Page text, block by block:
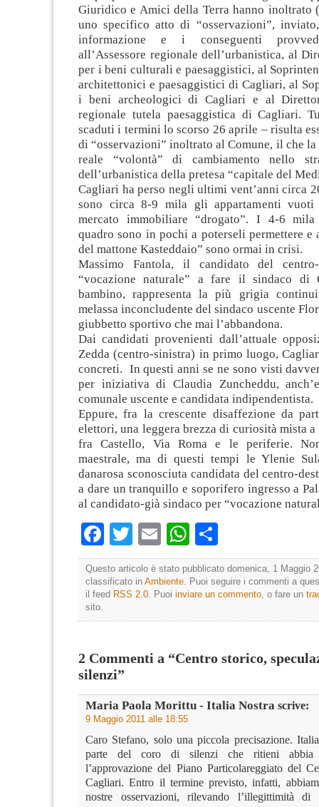
Giuridico e Amici della Terra hanno inoltrato
uno specifico atto di “osservazioni”,
informazione e i conseguenti
all’Assessore regionale dell’urbanistica, al
per i beni culturali e paesaggistici, al
architettonici e paesaggistici di Cagliari, al
i beni archeologici di Cagliari e al
regionale tutela paesaggistica di Cagliari.
scaduti i termini lo scorso 26 aprile – risulta
di “osservazioni” inoltrato al Comune, il che
reale “volontà” di cambiamento nello
dell’urbanistica della pretesa “capitale del
Cagliari ha perso negli ultimi vent’anni circa
sono circa 8-9 mila gli appartamenti
mercato immobiliare “drogato”. I 4-6
quadro sono in pochi a poterseli permettere e
del mattone Kasteddaio” sono ormai in crisi.
Massimo Fantola, il candidato del
“vocazione naturale” a fare il sindaco di
bambino, rappresenta la più grigia
melassa inconcludente del sindaco uscente
giubbetto sportivo che mai l’abbandona.
Dai candidati provenienti dall’attuale
Zedda (centro-sinistra) in primo luogo,
concreti. In questi anni se ne sono visti
per iniziativa di Claudia Zuncheddu,
comunale uscente e candidata indipendentista.
Eppure, fra la crescente disaffezione da
elettori, una leggera brezza di curiosità mista
fra Castello, Via Roma e le periferie.
maestrale, ma di questi tempi le Ylenie
danarosa sconosciuta candidata del centro-
a dare un tranquillo e soporifero ingresso a
al candidato-già sindaco per “vocazione
Facebook
TwitterEmailWhatsApp
Questo articolo è stato pubblicato domenica, 1 Maggio
classificato in Ambiente. Puoi seguire i commenti a
il feed RSS 2.0. Puoi inviare un commento, o fare un
sito.
2 Commenti a “Centro storico,
silenzi”
Maria Paola Morittu - Italia Nostra scrive:
9 Maggio 2011 alle 18:55
Caro Stefano, solo una piccola precisazione.
parte del coro di silenzi che ritieni abbia
l’approvazione del Piano Particolareggiato del
Cagliari. Entro il termine previsto, infatti,
nostre osservazioni, rilevando l’illegittimità di